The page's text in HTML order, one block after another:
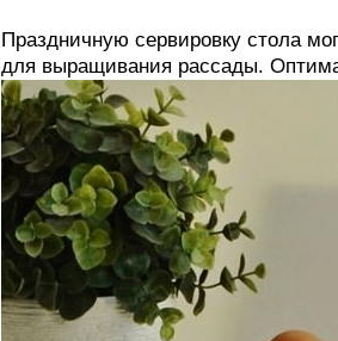
Праздничную сервировку стола
для выращивания рассады.